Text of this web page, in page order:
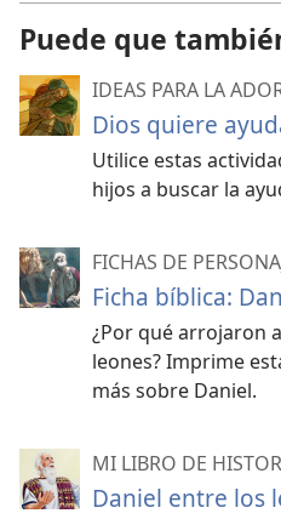
Puede que
IDEAS PARA LA
Dios quiere
Utilice estas
hijos a buscar la
FICHAS DE
Ficha bíblica:
¿Por qué arrojaron
leones? Imprime
más sobre Daniel.
MI LIBRO DE
Daniel entre los